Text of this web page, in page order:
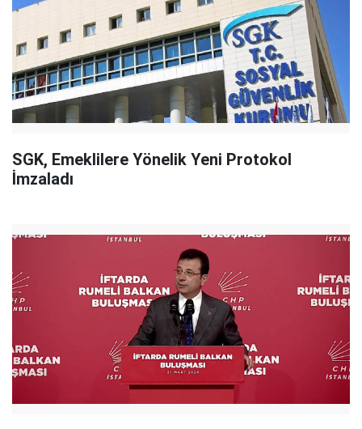
SGK, Emeklilere Yönelik Yeni Protokol
İmzaladı